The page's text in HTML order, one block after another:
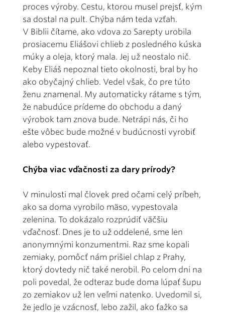
proces výroby. Cestu, ktorou musel prejsť, kým
sa dostal na pult. Chýba nám teda vzťah.
V Biblii čítame, ako vdova zo Sarepty urobila
prosiacemu Eliášovi chlieb z posledného kúska
múky a oleja, ktorý mala. Jej už neostalo nič.
Keby Eliáš nepoznal tieto okolnosti, bral by ho
ako obyčajný chlieb. Vedel však, čo pre túto
ženu znamenal. My automaticky rátame s tým,
že nabudúce prídeme do obchodu a daný
výrobok tam znova bude. Netrápi nás, či ho
ešte vôbec bude možné v budúcnosti vyrobiť
alebo vypestovať.
Chýba viac vďačnosti za dary prírody?
V minulosti mal človek pred očami celý príbeh,
ako sa doma vyrobilo mäso, vypestovala
zelenina. To dokázalo rozprúdiť väčšiu
vďačnosť. Dnes je to už oddelené, sme len
anonymnými konzumentmi. Raz sme kopali
zemiaky, pomôcť nám prišiel chlap z Prahy,
ktorý dovtedy nič také nerobil. Po celom dni na
poli povedal, že odteraz bude doma lúpať šupu
zo zemiakov už len veľmi natenko. Uvedomil si,
že jedlo je vzácnosť, lebo zažil, ako ťažko sa